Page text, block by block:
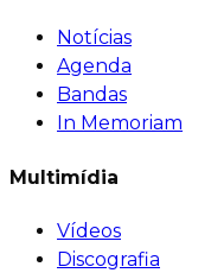
Notícias
Agenda
Bandas
In Memoriam
Multimídia
Vídeos
Discografia